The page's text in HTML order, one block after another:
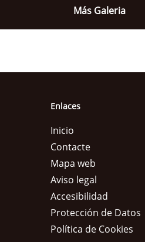
Más Galeria
Enlaces
Inicio
Contacte
Mapa web
Aviso legal
Accesibilidad
Protección de Datos
Política de Cookies